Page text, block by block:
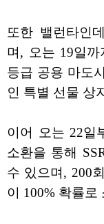
또한 밸런타인
며, 오는 19일
등급 공용 마도
인 특별 선물 상
이어 오는 22일
소환을 통해
수 있으며, 200
이 100% 확률로